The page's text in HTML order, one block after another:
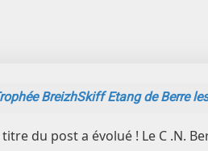
BreizhSkiff Etang de Berre
du post a évolué ! Le C .N.